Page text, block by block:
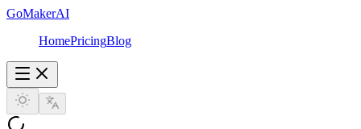
GoMakerAI
HomePricingBlog